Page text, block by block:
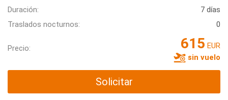
Duración:
7 días
Traslados nocturnos:
0
Precio: 615 EUR
sin vuelo
Solicitar